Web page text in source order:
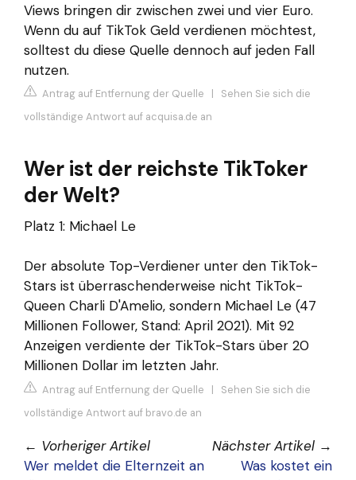
Views bringen dir zwischen zwei und vier Euro.
Wenn du auf TikTok Geld verdienen möchtest,
solltest du diese Quelle dennoch auf jeden Fall
nutzen.
Antrag auf Entfernung der Quelle | Sehen Sie sich die
vollständige Antwort auf acquisa.de an
Wer ist der reichste TikToker
der Welt?
Platz 1: Michael Le
Der absolute Top-Verdiener unter den TikTok-
Stars ist überraschenderweise nicht TikTok-
Queen Charli D'Amelio, sondern Michael Le (47
Millionen Follower, Stand: April 2021). Mit 92
Anzeigen verdiente der TikTok-Stars über 20
Millionen Dollar im letzten Jahr.
Antrag auf Entfernung der Quelle | Sehen Sie sich die
vollständige Antwort auf bravo.de an
← Vorheriger Artikel
Wer meldet die Elternzeit an
Nächster Artikel →
Was kostet ein